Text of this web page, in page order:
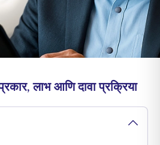
प्रीमियम भरा
प्रकार, लाभ आणि दावा प्रक्रिया